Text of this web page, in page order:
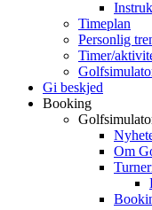
Timeplan
Personlig
Timer/
Gi beskjed
Booking
Om